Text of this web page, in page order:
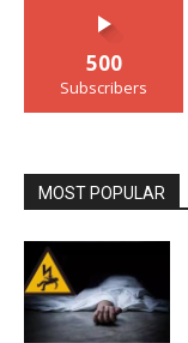
500
Subscribers
MOST POPULAR